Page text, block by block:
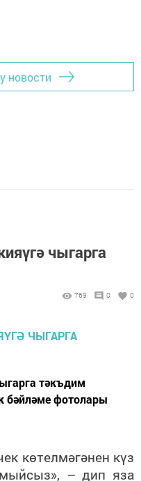
новости
чыгарга
769 0 0
тәкъдим
бәйләме фотолары
көтелмәгәнен күз
– дип яза